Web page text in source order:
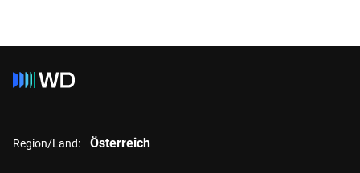
Region/Land: Österreich